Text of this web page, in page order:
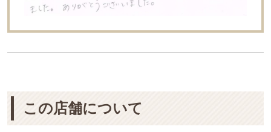
この店舗について